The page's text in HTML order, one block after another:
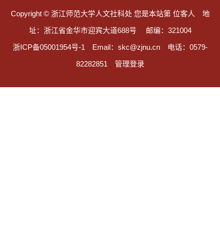
Copyright © 浙江师范大学人文社科处 您是本站第 位客人 地
址：浙江省金华市迎宾大道688号
邮编：321004
浙ICP备05001954号-1
Email：skc@zjnu.cn
电话：0579-
82282851
管理登录